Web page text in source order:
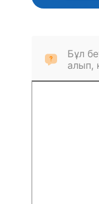
Бұл
алып,